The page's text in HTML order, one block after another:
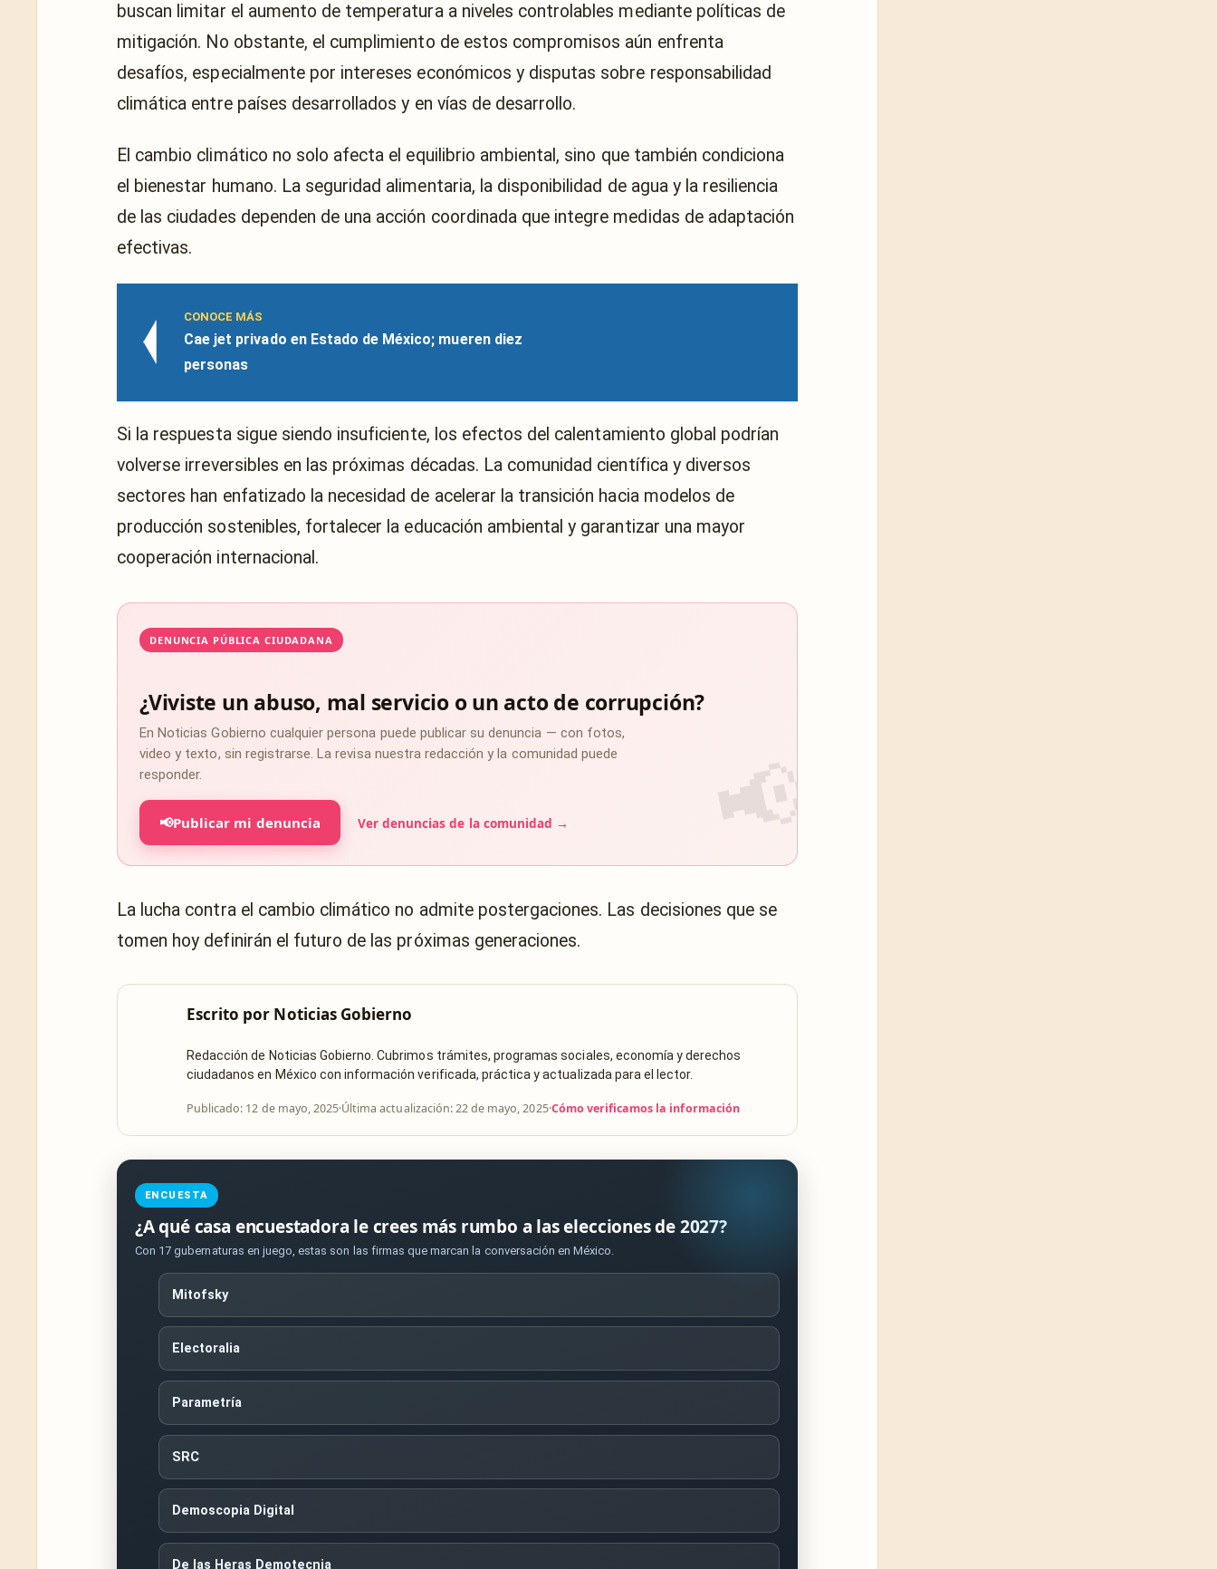
buscan limitar el aumento de temperatura a niveles controlables mediante políticas de
mitigación. No obstante, el cumplimiento de estos compromisos aún enfrenta
desafíos, especialmente por intereses económicos y disputas sobre responsabilidad
climática entre países desarrollados y en vías de desarrollo.
El cambio climático no solo afecta el equilibrio ambiental, sino que también condiciona
el bienestar humano. La seguridad alimentaria, la disponibilidad de agua y la resiliencia
de las ciudades dependen de una acción coordinada que integre medidas de adaptación
efectivas.
CONOCE MÁS
Cae jet privado en Estado de México; mueren diez
personas
Si la respuesta sigue siendo insuficiente, los efectos del calentamiento global podrían
volverse irreversibles en las próximas décadas. La comunidad científica y diversos
sectores han enfatizado la necesidad de acelerar la transición hacia modelos de
producción sostenibles, fortalecer la educación ambiental y garantizar una mayor
cooperación internacional.
DENUNCIA PÚBLICA CIUDADANA
¿Viviste un abuso, mal servicio o un acto de corrupción?
En Noticias Gobierno cualquier persona puede publicar su denuncia — con fotos,
video y texto, sin registrarse. La revisa nuestra redacción y la comunidad puede
responder.
📢Publicar mi denuncia Ver denuncias de la comunidad →
La lucha contra el cambio climático no admite postergaciones. Las decisiones que se
tomen hoy definirán el futuro de las próximas generaciones.
Escrito por Noticias Gobierno
Redacción de Noticias Gobierno. Cubrimos trámites, programas sociales, economía y derechos
ciudadanos en México con información verificada, práctica y actualizada para el lector.
Publicado: 12 de mayo, 2025·Última actualización: 22 de mayo, 2025·Cómo verificamos la información
ENCUESTA
¿A qué casa encuestadora le crees más rumbo a las elecciones de 2027?
Con 17 gubernaturas en juego, estas son las firmas que marcan la conversación en México.
Mitofsky
Electoralia
Parametría
SRC
Demoscopia Digital
De las Heras Demotecnia